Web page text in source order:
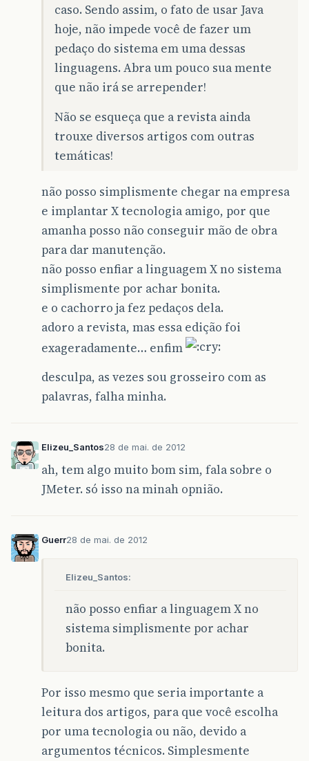
caso. Sendo assim, o fato de usar Java
hoje, não impede você de fazer um
pedaço do sistema em uma dessas
linguagens. Abra um pouco sua mente
que não irá se arrepender!
Não se esqueça que a revista ainda
trouxe diversos artigos com outras
temáticas!
não posso simplismente chegar na empresa
e implantar X tecnologia amigo, por que
amanha posso não conseguir mão de obra
para dar manutenção.
não posso enfiar a linguagem X no sistema
simplismente por achar bonita.
e o cachorro ja fez pedaços dela.
adoro a revista, mas essa edição foi
exageradamente… enfim
desculpa, as vezes sou grosseiro com as
palavras, falha minha.
Elizeu_Santos28 de mai. de 2012
ah, tem algo muito bom sim, fala sobre o
JMeter. só isso na minah opnião.
Guerr28 de mai. de 2012
Elizeu_Santos:
não posso enfiar a linguagem X no
sistema simplismente por achar
bonita.
Por isso mesmo que seria importante a
leitura dos artigos, para que você escolha
por uma tecnologia ou não, devido a
argumentos técnicos. Simplesmente